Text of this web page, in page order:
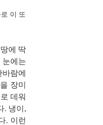
이 또
에 딱
눈에는
람에
장미
데워
. 냉이,
. 이런